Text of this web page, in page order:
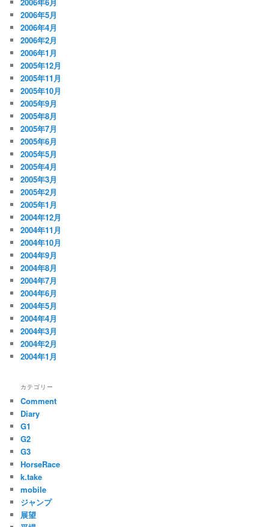
2006年5月
2006年4月
2006年2月
2006年1月
2005年12月
2005年11月
2005年10月
2005年9月
2005年8月
2005年7月
2005年6月
2005年5月
2005年4月
2005年3月
2005年2月
2005年1月
2004年12月
2004年11月
2004年10月
2004年9月
2004年8月
2004年7月
2004年6月
2004年5月
2004年4月
2004年3月
2004年2月
2004年1月
カテゴリー
Comment
Diary
G1
G2
G3
HorseRace
k.take
mobile
ジャンプ
展望